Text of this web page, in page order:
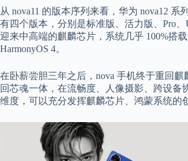
从 nova11 的版本序列来看，华为 nova12 系
有四个版本，分别是标准版、活力版、Pro、
迎来中高端的麒麟芯片，系统几乎 100%搭载
HarmonyOS 4。
在卧薪尝胆三年之后，nova 手机终于重回麒
回芯魂一体，在流畅度、人像摄影、跨设备
维度，可以充分发挥麒麟芯片、鸿蒙系统的